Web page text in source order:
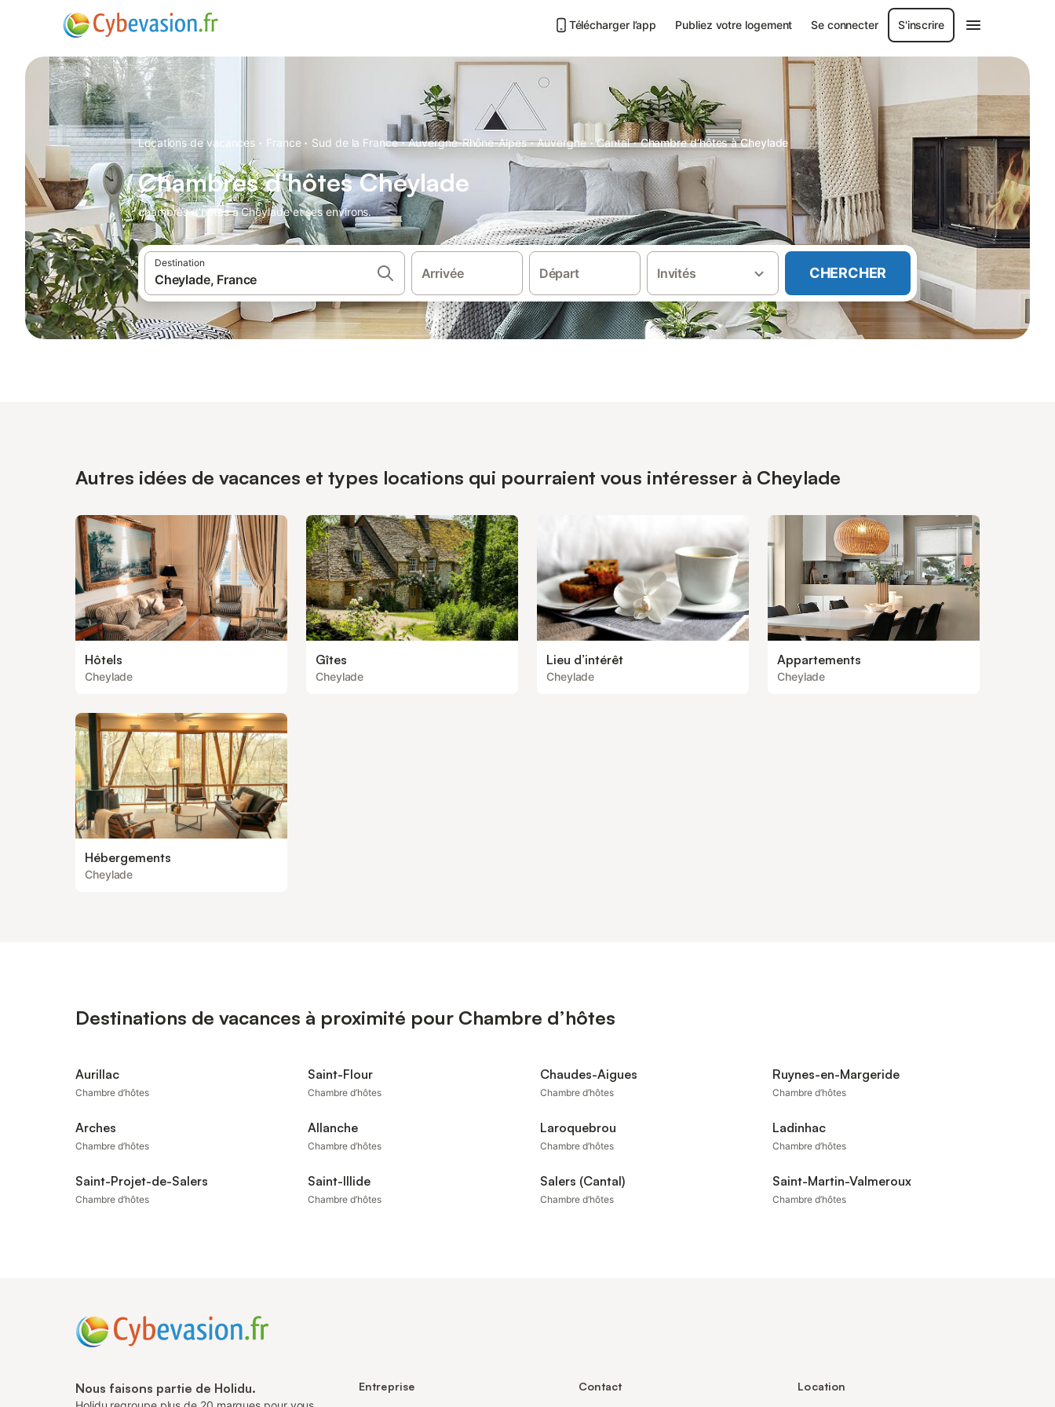
Télécharger l’app Publiez votre logement Se connecter S'inscrire
Locations de vacances · France · Sud de la France · Auvergne-Rhône-Alpes · Auvergne · Cantal · Chambre d’hôtes à Cheylade
Chambres d'hôtes Cheylade
chambres d'hôtes à Cheylade et ses environs.
Destination
Arrivée Départ Invités CHERCHER
Autres idées de vacances et types locations qui pourraient vous intéresser à Cheylade
Hôtels
Cheylade
Gîtes
Cheylade
Lieu d’intérêt
Cheylade
Appartements
Cheylade
Hébergements
Cheylade
Destinations de vacances à proximité pour Chambre d’hôtes
Aurillac
Chambre d’hôtes
Saint-Flour
Chambre d’hôtes
Chaudes-Aigues
Chambre d’hôtes
Ruynes-en-Margeride
Chambre d’hôtes
Arches
Chambre d’hôtes
Allanche
Chambre d’hôtes
Laroquebrou
Chambre d’hôtes
Ladinhac
Chambre d’hôtes
Saint-Projet-de-Salers
Chambre d’hôtes
Saint-Illide
Chambre d’hôtes
Salers (Cantal)
Chambre d’hôtes
Saint-Martin-Valmeroux
Chambre d’hôtes
Nous faisons partie de Holidu. Entreprise Contact Location